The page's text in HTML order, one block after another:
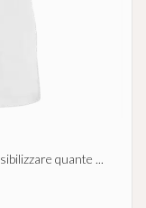
quante ...